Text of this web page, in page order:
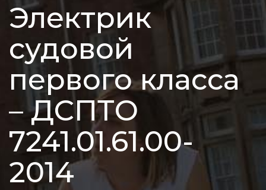
Электрик
судовой
первого класса
– ДСПТО
7241.01.61.00-
2014